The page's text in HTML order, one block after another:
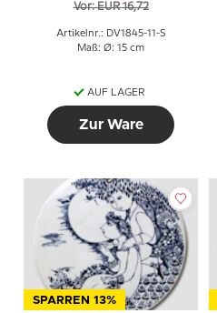
Vor: EUR 16,72
Artikelnr.: DV1845-11-S
Maß: Ø: 15 cm
AUF LAGER
Zur Ware
SPARREN 13%